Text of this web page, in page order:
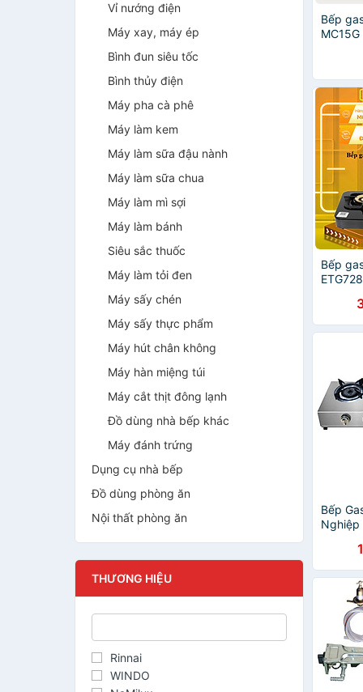
Vỉ nướng điện
Máy xay, máy ép
Bình đun siêu tốc
Bình thủy điện
Máy pha cà phê
Máy làm kem
Máy làm sữa đậu nành
Máy làm sữa chua
Máy làm mì sợi
Máy làm bánh
Siêu sắc thuốc
Máy làm tỏi đen
Máy sấy chén
Máy sấy thực phẩm
Máy hút chân không
Máy hàn miệng túi
Máy cắt thịt đông lạnh
Đồ dùng nhà bếp khác
Máy đánh trứng
Dụng cụ nhà bếp
Đồ dùng phòng ăn
Nội thất phòng ăn
THƯƠNG HIỆU
Rinnai
WINDO
Bếp
chính
Bếp
Bếp
Nghiệp
Hàng